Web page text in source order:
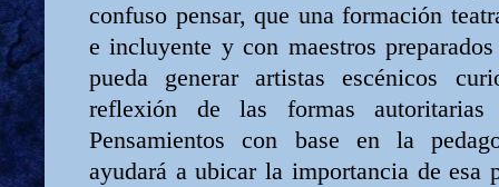
confuso pensar, que una formación
e incluyente y con maestros
pueda generar artistas escénicos
reflexión de las formas
Pensamientos con base en la
ayudará a ubicar la importancia de esa